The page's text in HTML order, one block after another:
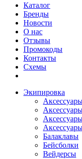
Каталог
Бренды
Новости
О нас
Отзывы
Промокоды
Контакты
Схемы
Экипировка
Балаклавы
Бейсболки
Вейдерсы